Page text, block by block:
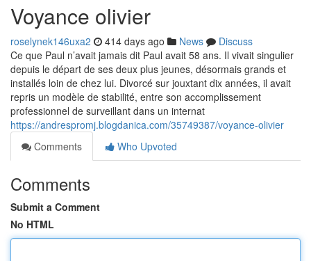
Voyance olivier
roselynek146uxa2 414 days ago News
Discuss
Ce que Paul n’avait jamais dit Paul avait 58 ans. Il vivait singulier
depuis le départ de ses deux plus jeunes, désormais grands et
installés loin de chez lui. Divorcé sur jouxtant dix années, il avait
repris un modèle de stabilité, entre son accomplissement
professionnel de surveillant dans un internat
https://andrespromj.blogdanica.com/35749387/voyance-olivier
Comments
Who Upvoted
Comments
Submit a Comment
No HTML